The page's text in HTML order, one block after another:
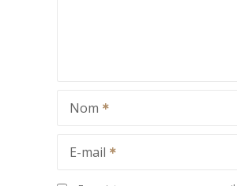
Nom
E-mail